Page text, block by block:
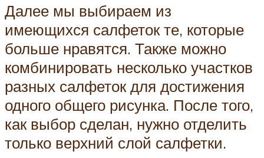
Далее мы выбираем из
имеющихся салфеток те, которые
больше нравятся. Также можно
комбинировать несколько участков
разных салфеток для достижения
одного общего рисунка. После того,
как выбор сделан, нужно отделить
только верхний слой салфетки.